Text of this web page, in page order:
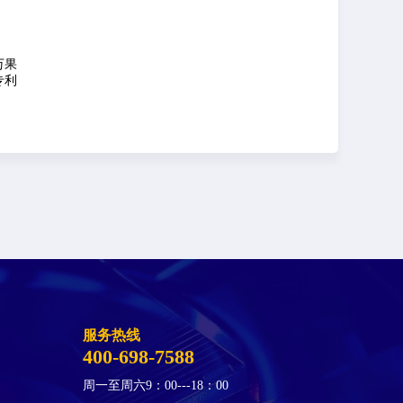
果
服务热线
400-698-7588
周一至周六9：00---18：00